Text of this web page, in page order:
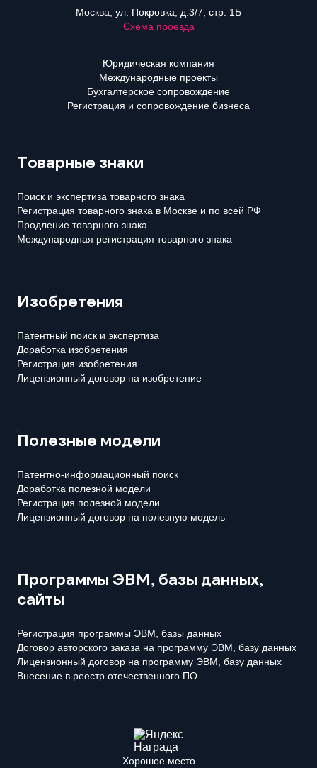
Москва, ул. Покровка, д.3/7, стр. 1Б
Схема проезда
Юридическая компания
Международные проекты
Бухгалтерское сопровождение
Регистрация и сопровождение бизнеса
Товарные знаки
Поиск и экспертиза товарного знака
Регистрация товарного знака в Москве и по всей РФ
Продление товарного знака
Международная регистрация товарного знака
Изобретения
Патентный поиск и экспертиза
Доработка изобретения
Регистрация изобретения
Лицензионный договор на изобретение
Полезные модели
Патентно-информационный поиск
Доработка полезной модели
Регистрация полезной модели
Лицензионный договор на полезную модель
Программы ЭВМ, базы данных,
сайты
Регистрация программы ЭВМ, базы данных
Договор авторского заказа на программу ЭВМ, базу данных
Лицензионный договор на программу ЭВМ, базу данных
Внесение в реестр отечественного ПО
Хорошее место